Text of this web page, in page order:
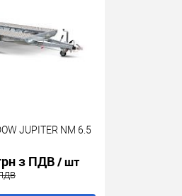
JUPITER NM 6.5
з ПДВ/ шт